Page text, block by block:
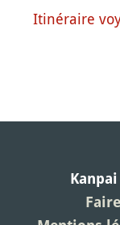
Itinéraire